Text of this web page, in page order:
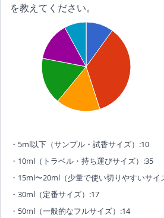
を教えてください。
・5ml以下（サンプル・試香サイズ）:10
・10ml（トラベル・持ち運びサイズ）:35
・15ml〜20ml（少量で使い切りやすいサイ
・30ml（定番サイズ）:17
・50ml（一般的なフルサイズ）:14